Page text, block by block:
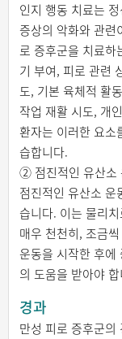
인지 행동 치료는
증상의 악화와 관련
로 증후군을 치료하
기 부여, 피로 관련
도, 기본 육체적 활
작업 재활 시도, 개
환자는 이러한 요
습합니다.
② 점진적인 유산소
점진적인 유산소 운
습니다. 이는 물리
매우 천천히, 조금
운동을 시작한 후에
의 도움을 받아야
경과
만성 피로 증후군의